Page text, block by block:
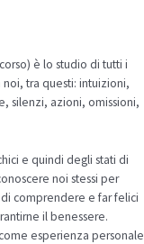
è lo studio di tutti i
tra questi: intuizioni,
silenzi, azioni, omissioni,
e quindi degli stati di
noi stessi per
comprendere e far felici
il benessere.
esperienza personale